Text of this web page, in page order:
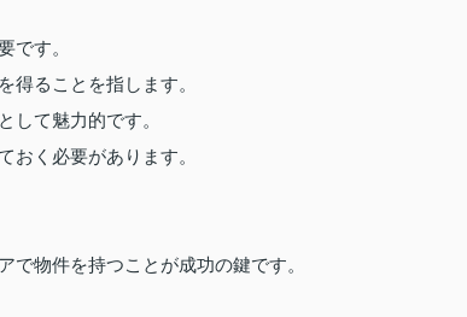
です。
得ることを指します。
して魅力的です。
おく必要があります。
物件を持つことが成功の鍵です。